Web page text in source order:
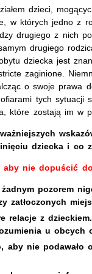
dzieci,
w których jedno z
drugiego z nich
drugiego
dziecka jest
zaginione.
o swoje prawa
tych
które zostają im w
dziecka i co
aby nie dopuścić
żadnym pozorem
zatłoczonych
relacje z
u obcych
aby nie